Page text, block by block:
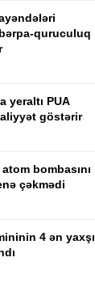
quruculuq
yeraltı PUA
göstərir
bombasını
çəkmədi
4 ən yaxşı